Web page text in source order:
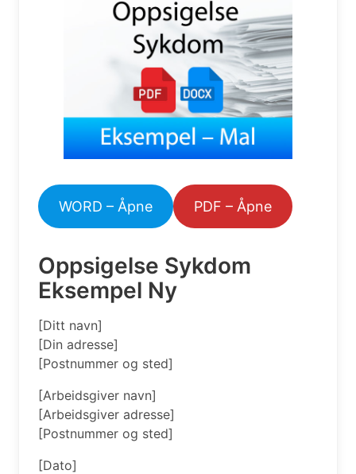
WORD – Åpne PDF – Åpne
Oppsigelse Sykdom
Eksempel Ny
[Ditt navn]
[Din adresse]
[Postnummer og sted]
[Arbeidsgiver navn]
[Arbeidsgiver adresse]
[Postnummer og sted]
[Dato]